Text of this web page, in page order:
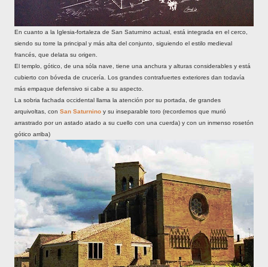
En cuanto a la Iglesia-fortaleza de San Saturnino actual, está integrada en el cerco,
siendo su torre la principal y más alta del conjunto, siguiendo el estilo medieval
francés, que delata su origen.
El templo, gótico, de una sóla nave, tiene una anchura y alturas considerables y está
cubierto con bóveda de crucería. Los grandes contrafuertes exteriores dan todavía
más empaque defensivo si cabe a su aspecto.
La sobria fachada occidental llama la atención por su portada, de grandes
arquivoltas, con San Saturnino y su inseparable toro (recordemos que murió
arrastrado por un astado atado a su cuello con una cuerda) y con un inmenso rosetón
gótico arriba)